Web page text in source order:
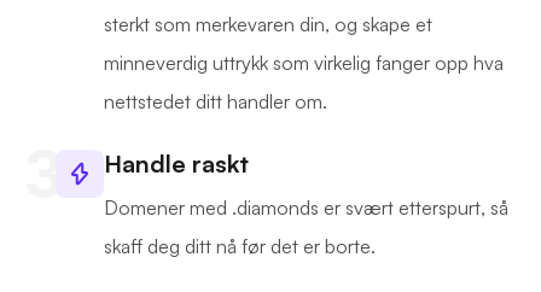
sterkt som merkevaren din, og skape et
minneverdig uttrykk som virkelig fanger opp hva
nettstedet ditt handler om.
Handle raskt
Domener med .diamonds er svært etterspurt, så
skaff deg ditt nå før det er borte.